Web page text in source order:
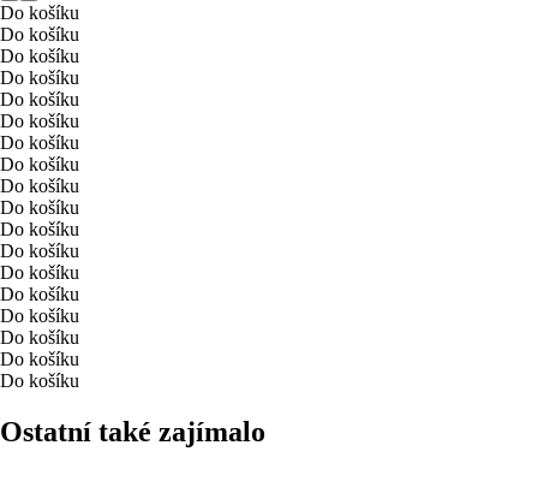
Do košíku
Do košíku
Do košíku
Do košíku
Do košíku
Do košíku
Do košíku
Do košíku
Do košíku
Do košíku
Do košíku
Do košíku
Do košíku
Do košíku
Do košíku
Do košíku
Do košíku
Do košíku
Ostatní také zajímalo